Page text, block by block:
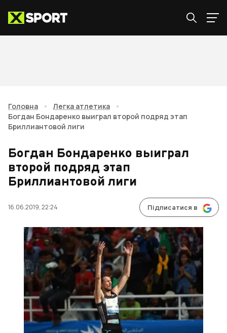
Головна • Легка атлетика
•
Богдан Бондаренко выиграл второй подряд этап
Бриллиантовой лиги
Богдан Бондаренко выиграл
второй подряд этап
Бриллиантовой лиги
16.06.2019, 22:24 Підписатися в